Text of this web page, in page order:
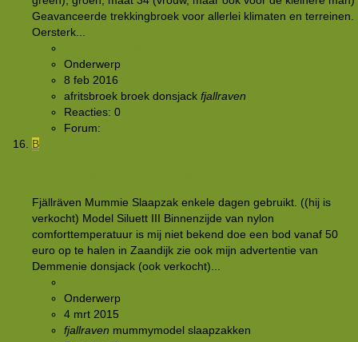
Geavanceerde trekkingbroek voor allerlei klimaten en terreinen.
Oersterk...
Onderwerp
8 feb 2016
afritsbroek broek donsjack fjallraven
Reacties: 0
Forum:
B
Fjällräven Mummie Slaapzak enkele dagen gebruikt. ((hij is
verkocht) Model Siluett III Binnenzijde van nylon
comforttemperatuur is mij niet bekend doe een bod vanaf 50
euro op te halen in Zaandijk zie ook mijn advertentie van
Demmenie donsjack (ook verkocht)...
Onderwerp
4 mrt 2015
fjallraven mummymodel slaapzakken